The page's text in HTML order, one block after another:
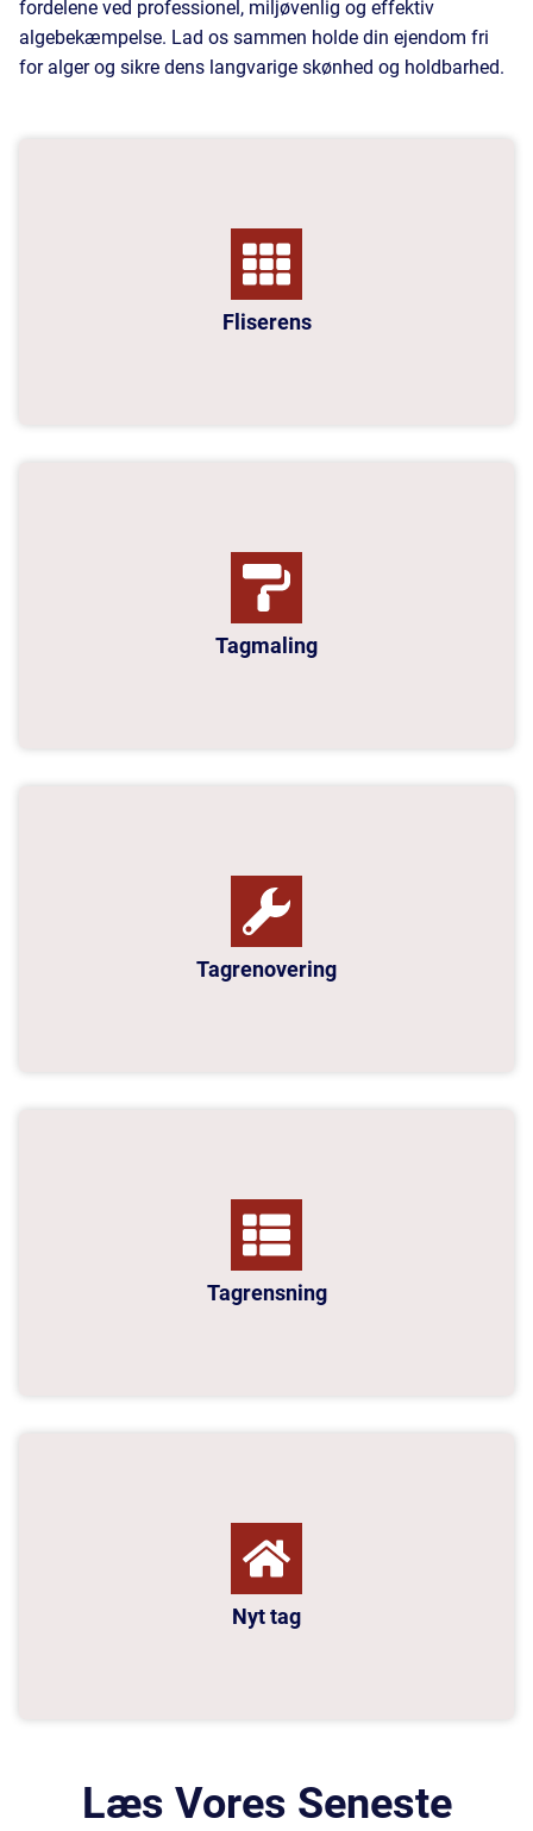
fordelene ved professionel, miljøvenlig og effektiv
algebekæmpelse. Lad os sammen holde din ejendom fri
for alger og sikre dens langvarige skønhed og holdbarhed.
Fliserens
Tagmaling
Tagrenovering
Tagrensning
Nyt tag
Læs Vores Seneste